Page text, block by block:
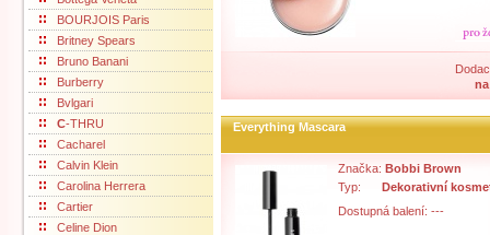
BOURJOIS Paris
Britney Spears
Bruno Banani
Burberry
Bvlgari
C-THRU
Cacharel
Calvin Klein
Carolina Herrera
Cartier
Celine Dion
Everything Mascara
Značka: Bobbi Brown
Typ:
Dekorativní
Dostupná balení: ---